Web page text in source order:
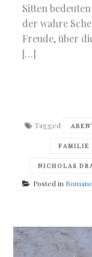
Sitten
der wahre
Freude, über
[…]
Tagged
FAMILIE
NICHOLAS
Posted in Romane